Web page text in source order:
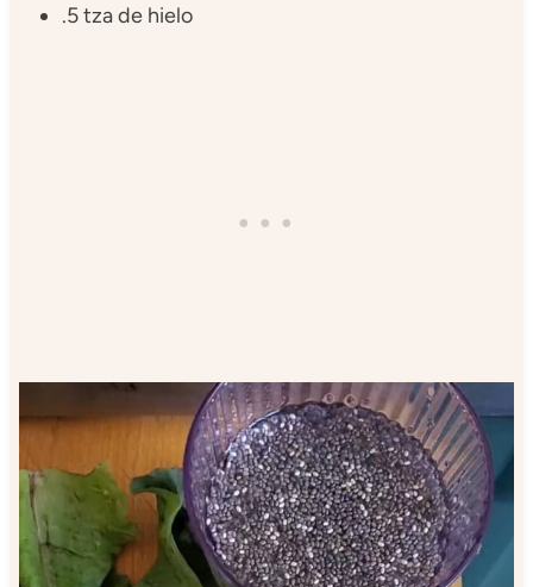
.5 tza de hielo